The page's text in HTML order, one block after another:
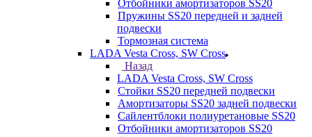
Отбойники амортизаторов SS20
Пружины SS20 передней и задней
подвески
Тормозная система
LADA Vesta Cross, SW Cross
Назад
LADA Vesta Cross, SW Cross
Стойки SS20 передней подвески
Амортизаторы SS20 задней подвески
Сайлентблоки полиуретановые SS20
Отбойники амортизаторов SS20